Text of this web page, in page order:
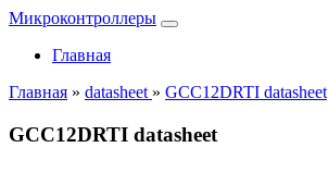
Микроконтроллеры
Главная
Главная » datasheet » GCC12DRTI datasheet
GCC12DRTI datasheet